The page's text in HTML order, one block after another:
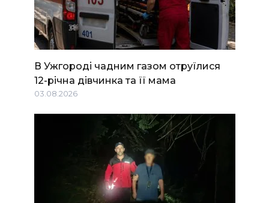
В Ужгороді чадним газом отруїлися
12-річна дівчинка та її мама
03.08.2026